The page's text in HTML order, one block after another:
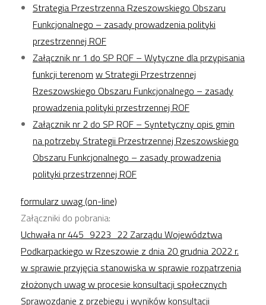
Strategia Przestrzenna Rzeszowskiego Obszaru
Funkcjonalnego – zasady prowadzenia polityki
przestrzennej ROF
Załącznik nr 1 do SP ROF – Wytyczne dla przypisania
funkcji terenom w Strategii Przestrzennej
Rzeszowskiego Obszaru Funkcjonalnego – zasady
prowadzenia polityki przestrzennej ROF
Załącznik nr 2 do SP ROF – Syntetyczny opis gmin
na potrzeby Strategii Przestrzennej Rzeszowskiego
Obszaru Funkcjonalnego – zasady prowadzenia
polityki przestrzennej ROF
formularz uwag (on-line)
Załączniki do pobrania:
Uchwała nr 445_9223_22 Zarządu Województwa
Podkarpackiego w Rzeszowie z dnia 20 grudnia 2022 r.
w sprawie przyjęcia stanowiska w sprawie rozpatrzenia
złożonych uwag w procesie konsultacji społecznych
Sprawozdanie z przebiegu i wyników konsultacji